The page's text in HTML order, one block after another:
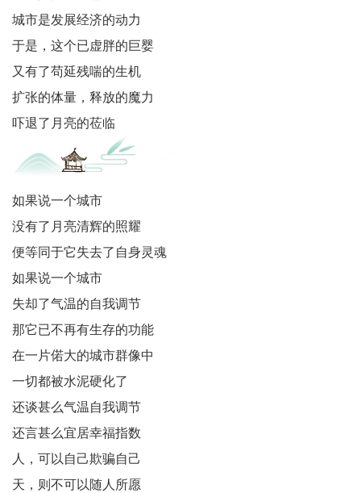
龄
息
中
国
工
文
学
评
城市是发展经济的动力
于是，这个已虚胖的巨婴
又有了苟延残喘的生机
扩张的体量，释放的魔力
吓退了月亮的莅临
如果说一个城市
没有了月亮清辉的照耀
便等同于它失去了自身灵魂
如果说一个城市
失却了气温的自我调节
那它已不再有生存的功能
在一片偌大的城市群像中
一切都被水泥硬化了
还谈甚么气温自我调节
还言甚么宜居幸福指数
人，可以自己欺骗自己
天，则不可以随人所愿